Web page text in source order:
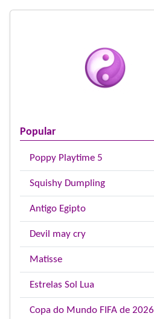
Popular
Poppy Playtime 5
Squishy Dumpling
Antigo Egipto
Devil may cry
Matisse
Estrelas Sol Lua
Copa do Mundo FIFA de 2026